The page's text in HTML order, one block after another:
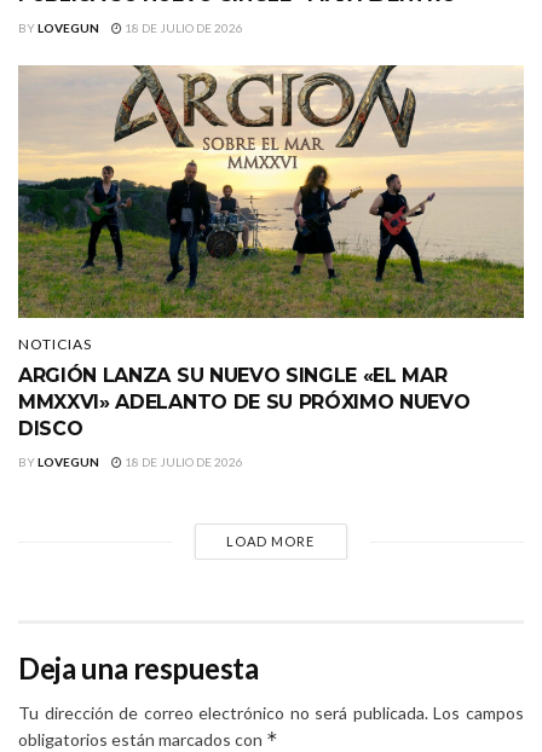
BYLOVEGUN 18 DE JULIO DE 2026
NOTICIAS
ARGIÓN LANZA SU NUEVO SINGLE «EL MAR
MMXXVI» ADELANTO DE SU PRÓXIMO NUEVO
DISCO
BYLOVEGUN 18 DE JULIO DE 2026
LOAD MORE
Deja una respuesta
Tu dirección de correo electrónico no será publicada. Los campos
obligatorios están marcados con *